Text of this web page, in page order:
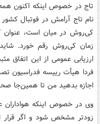
تاج در خصوص اینکه اکنون
نام تاج آرامش در فوتبال
کی‌روش در میان است، عنوان
زمان کی‌روش رقم خورد. شاید
فردا هیأت رییسه فدراسیون
اجازه بدهید من تا همین‌جا
وی در خصوص اینکه هواداران
زودتر مشخص شود و اگر